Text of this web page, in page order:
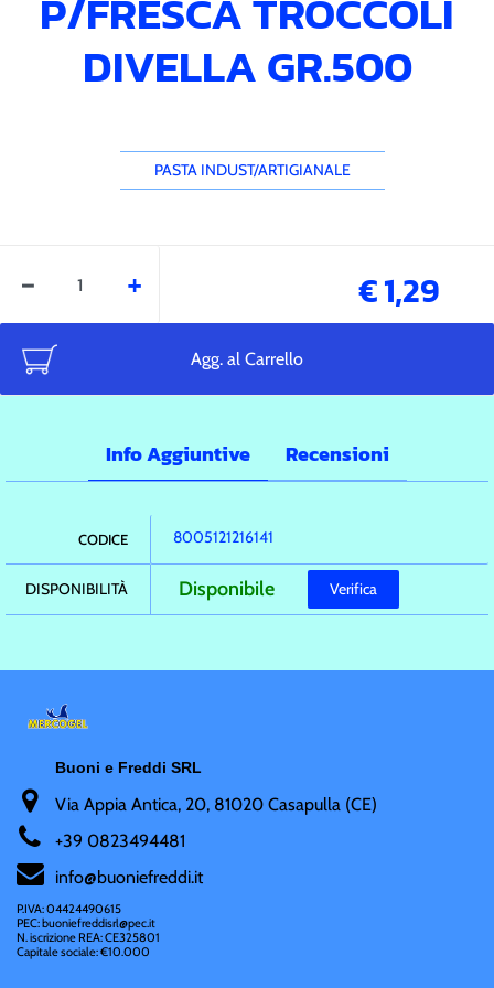
P/FRESCA TROCCOLI
DIVELLA GR.500
PASTA INDUST/ARTIGIANALE
€ 1,29
Agg. al Carrello
Info Aggiuntive Recensioni
CODICE 8005121216141
DISPONIBILITÀ Verifica
Disponibile
Buoni e Freddi SRL
Via Appia Antica, 20, 81020 Casapulla (CE)
+39 0823494481
info@buoniefreddi.it
P.IVA: 04424490615
PEC: buoniefreddisrl@pec.it
N. iscrizione REA: CE325801
Capitale sociale: €10.000